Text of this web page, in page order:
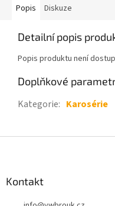
Popis Diskuze
Detailní popis
Popis produktu není
Doplňkové
Kategorie: Karosérie
Kontakt